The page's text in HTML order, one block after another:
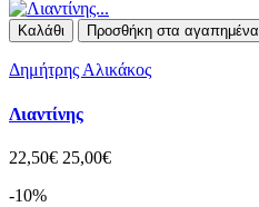
Καλάθι Προσθήκη στα αγαπημένα
Δημήτρης Αλικάκος
Λιαντίνης
22,50€ 25,00€
-10%